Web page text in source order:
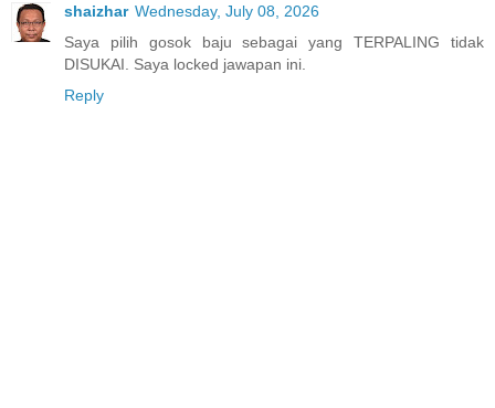
shaizhar Wednesday, July 08, 2026
Saya pilih gosok baju sebagai yang TERPALING tidak
DISUKAI. Saya locked jawapan ini.
Reply